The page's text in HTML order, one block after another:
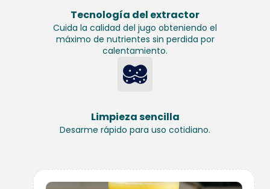
Tecnología del extractor
Cuida la calidad del jugo obteniendo el
máximo de nutrientes sin perdida por
calentamiento.
Limpieza sencilla
Desarme rápido para uso cotidiano.